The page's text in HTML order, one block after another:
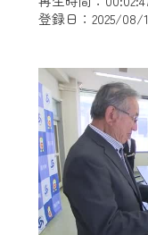
登録日：2025/08/